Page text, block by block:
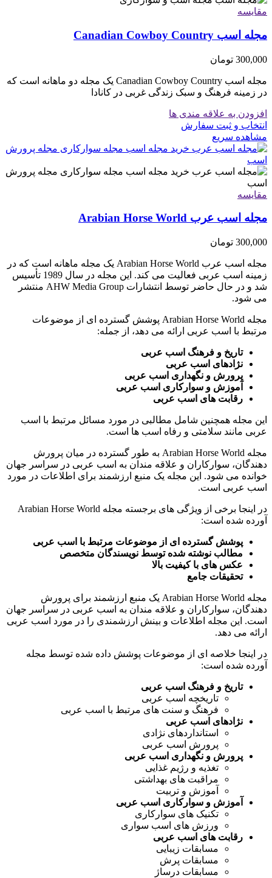
مقایسه
مجله اسب Canadian Cowboy Country
300,000 تومان
مجله اسب Canadian Cowboy Country یک مجله دو ماهانه است که
در زمینه فرهنگ و سبک زندگی غربی در کانادا
افزودن به علاقه مندی ها
انتخاب و ثبت سفارش
مشاهده سریع
مقایسه
مجله اسب عرب Arabian Horse World
300,000 تومان
مجله اسب عرب Arabian Horse World یک مجله ماهانه است که در
زمینه اسب عربی فعالیت می کند. این مجله در سال 1989 تأسیس
شد و در حال حاضر توسط انتشارات AHW Media Group منتشر
می شود.
مجله Arabian Horse World پوشش گسترده ای از موضوعات
مرتبط با اسب عربی ارائه می دهد، از جمله:
تاریخ و فرهنگ اسب عربی
نژادهای اسب عربی
پرورش و نگهداری اسب عربی
آموزش و سوارکاری اسب عربی
رقابت های اسب عربی
این مجله همچنین شامل مطالبی در مورد مسائل مرتبط با اسب
عربی مانند سلامتی و رفاه اسب ها است.
مجله Arabian Horse World به طور گسترده در میان پرورش
دهندگان، سوارکاران و علاقه مندان به اسب عربی در سراسر جهان
خوانده می شود. این مجله یک منبع ارزشمند برای اطلاعات در مورد
اسب عربی است.
در اینجا برخی از ویژگی های برجسته مجله Arabian Horse World
آورده شده است:
پوشش گسترده ای از موضوعات مرتبط با اسب عربی
مطالب نوشته شده توسط نویسندگان متخصص
عکس های با کیفیت بالا
تحقیقات جامع
مجله Arabian Horse World یک منبع ارزشمند برای پرورش
دهندگان، سوارکاران و علاقه مندان به اسب عربی در سراسر جهان
است. این مجله اطلاعات و بینش ارزشمندی را در مورد اسب عربی
ارائه می دهد.
در اینجا خلاصه ای از موضوعات پوشش داده شده توسط مجله
آورده شده است:
تاریخ و فرهنگ اسب عربی
تاریخچه اسب عربی
فرهنگ و سنت های مرتبط با اسب عربی
نژادهای اسب عربی
استانداردهای نژادی
پرورش اسب عربی
پرورش و نگهداری اسب عربی
تغذیه و رژیم غذایی
مراقبت های بهداشتی
آموزش و تربیت
آموزش و سوارکاری اسب عربی
تکنیک های سوارکاری
ورزش های اسب سواری
رقابت های اسب عربی
مسابقات زیبایی
مسابقات پرش
مسابقات درساژ